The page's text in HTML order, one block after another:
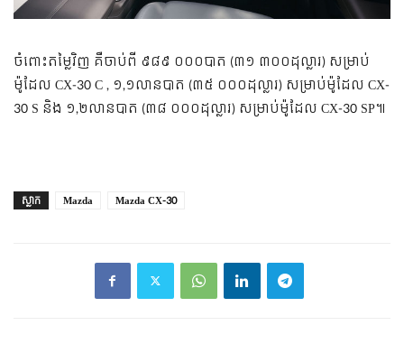
ចំពោះតម្លៃវិញ គឺចាប់ពី ៩៨៩ ០០០បាត (៣១ ៣០០ដុល្លារ) សម្រាប់
ម៉ូដែល CX-30 C , ១,១លានបាត (៣៥ ០០០ដុល្លារ) សម្រាប់ម៉ូដែល CX-
30 S និង ១,២លានបាត (៣៨ ០០០ដុល្លារ) សម្រាប់ម៉ូដែល CX-30 SP៕
ស្លាក Mazda Mazda CX-30